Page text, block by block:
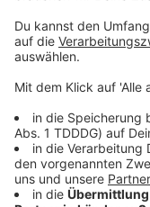
Bayern